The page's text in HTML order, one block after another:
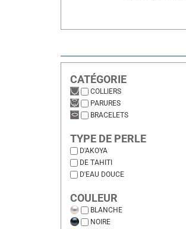
CATÉGORIE
COLLIERS
PARURES
BRACELETS
TYPE DE PERLE
D'AKOYA
DE TAHITI
D'EAU DOUCE
COULEUR
BLANCHE
NOIRE